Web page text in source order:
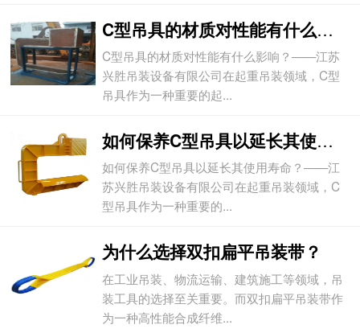
C型吊具的材质对性能有什么影响？
C型吊具的材质对性能有什么影响？——江苏
兴胜吊装设备有限公司在起重吊装领域，C型
吊具作为一种重要的起...
如何保养C型吊具以延长其使用寿命？
如何保养C型吊具以延长其使用寿命？——江
苏兴胜吊装设备有限公司在起重吊装领域，C
型吊具作为一种重要的...
为什么选择双扣扁平吊装带？
在工业吊装、物流运输、建筑施工等领域，吊
装工具的选择至关重要。而双扣扁平吊装带作
为一种高性能合成纤维...